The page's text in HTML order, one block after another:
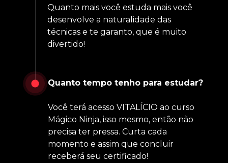
Quanto mais você estuda mais você
desenvolve a naturalidade das
técnicas e te garanto, que é muito
divertido!
Quanto tempo tenho para estudar?
Você terá acesso VITALÍCIO ao curso
Mágico Ninja, isso mesmo, então não
precisa ter pressa. Curta cada
momento e assim que concluir
receberá seu certificado!